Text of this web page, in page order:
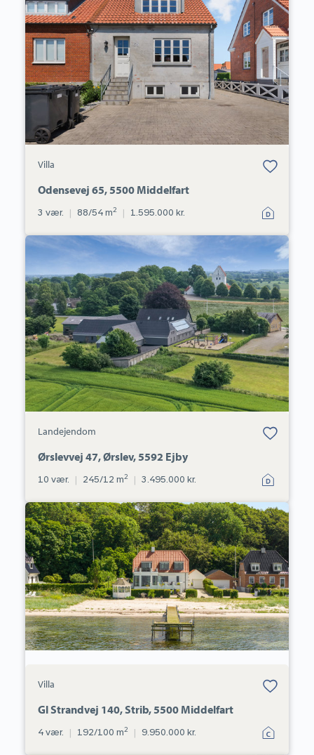
65,
5500
Middelfart
Villa
Bolig er gemt
under dine
Odensevej 65, 5500 Middelfart
3 vær. | 88/54 m2 | 1.595.000 kr.
Landejendom:
Ørslevvej
47,
Ørslev,
5592
Ejby
Landejendom
Bolig er gemt
under dine
Ørslevvej 47, Ørslev, 5592 Ejby
10 vær. | 245/12 m2 | 3.495.000 kr.
Villa:
Gl
Strandvej
140,
Strib,
5500
Middelfart
Villa
Bolig er gemt
under dine
Gl Strandvej 140, Strib, 5500 Middelfart
4 vær. | 192/100 m2 | 9.950.000 kr.